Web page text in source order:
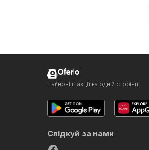
Oferlo
Найновіші акції на одній сторінці
Слідкуй за нами